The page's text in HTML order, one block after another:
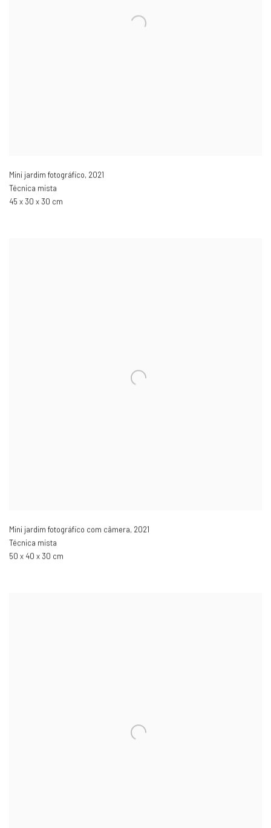
Mini jardim fotográfico, 2021
Técnica mista
45 x 30 x 30 cm
Mini jardim fotográfico com câmera, 2021
Técnica mista
50 x 40 x 30 cm